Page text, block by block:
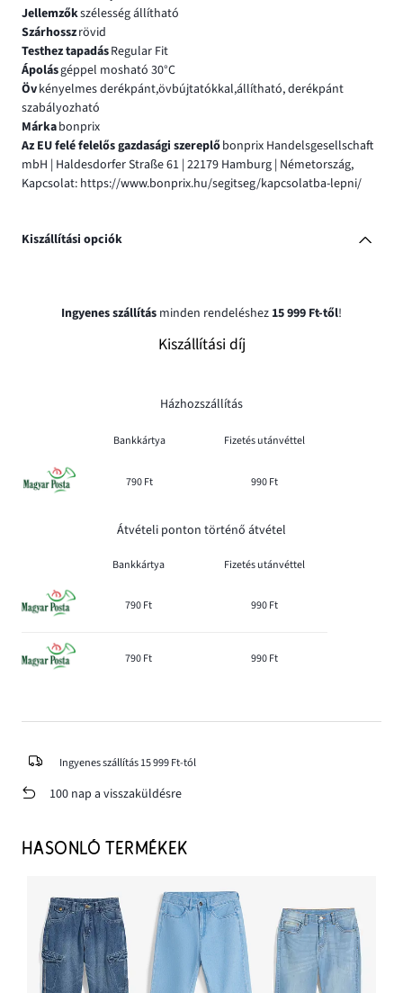
Jellemzőkszélesség állítható
Szárhosszrövid
Testhez tapadásRegular Fit
Ápolásgéppel mosható 30°C
Övkényelmes derékpánt,övbújtatókkal,állítható, derékpánt
szabályozható
Márkabonprix
Az EU felé felelős gazdasági szereplőbonprix Handelsgesellschaft
mbH | Haldesdorfer Straße 61 | 22179 Hamburg | Németország,
Kapcsolat: https://www.bonprix.hu/segitseg/kapcsolatba-lepni/
Kiszállítási opciók
Ingyenes szállítás minden rendeléshez 15 999 Ft-től!
Kiszállítási díj
Házhozszállítás
Bankkártya Fizetés utánvéttel
790 Ft 990 Ft
Átvételi ponton történő átvétel
Bankkártya Fizetés utánvéttel
790 Ft 990 Ft
790 Ft 990 Ft
Ingyenes szállítás 15 999 Ft-tól
100 nap a visszaküldésre
HASONLÓ TERMÉKEK